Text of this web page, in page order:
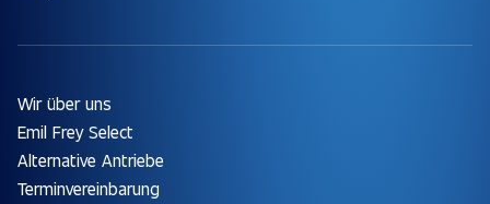
Wir über uns
Emil Frey Select
Alternative Antriebe
Terminvereinbarung